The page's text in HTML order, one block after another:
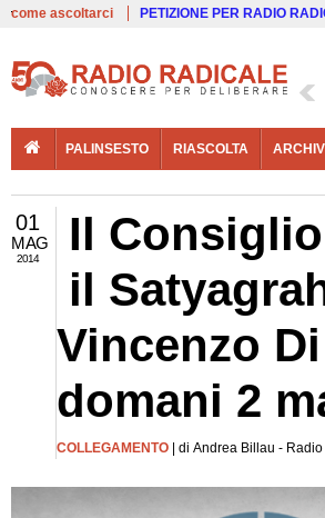
come ascoltarci PETIZIONE PER RADIO
PALINSESTO RIASCOLTA
01
MAG
2014
Il
il
Vincenzo
domani 2
COLLEGAMENTO | di Andrea Billau -